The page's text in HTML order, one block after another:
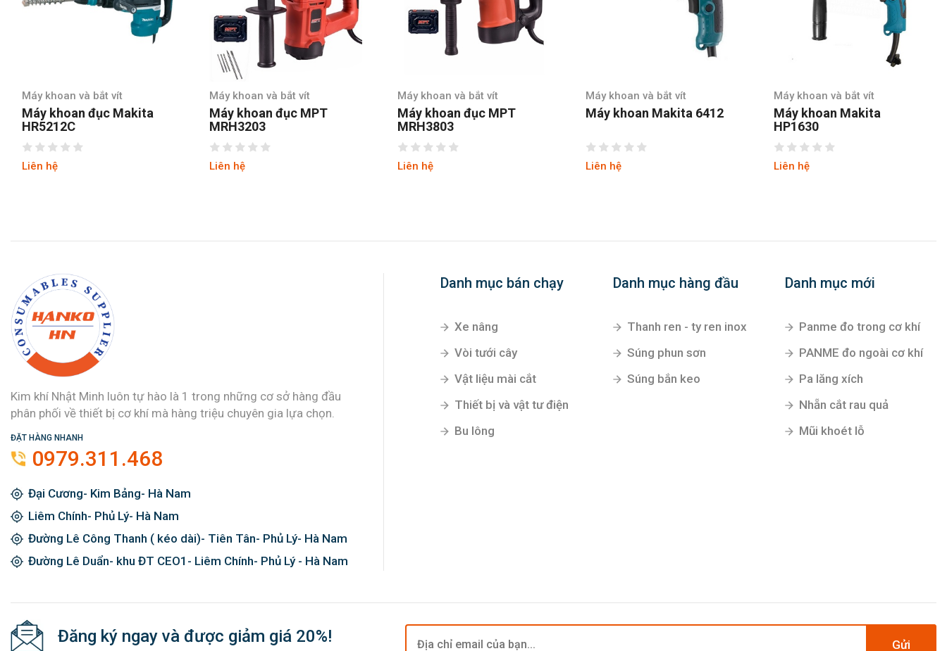
Máy khoan và bắt vít
Máy khoan đục Makita
HR5212C
Liên hệ
Máy khoan và bắt vít
Máy khoan đục MPT
MRH3203
Liên hệ
Máy khoan và bắt vít
Máy khoan đục MPT
MRH3803
Liên hệ
Máy khoan và bắt vít
Máy khoan Makita 6412
Liên hệ
Máy khoan và bắt vít
Máy khoan Makita
HP1630
Liên hệ
Kim khí Nhật Minh luôn tự hào là 1 trong những cơ sở hàng đầu
phân phối về thiết bị cơ khí mà hàng triệu chuyên gia lựa chọn.
ĐẶT HÀNG NHANH
0979.311.468
Đại Cương- Kim Bảng- Hà Nam
Liêm Chính- Phủ Lý- Hà Nam
Đường Lê Công Thanh ( kéo dài)- Tiên Tân- Phủ Lý- Hà Nam
Đường Lê Duẩn- khu ĐT CEO1- Liêm Chính- Phủ Lý - Hà Nam
Danh mục bán chạy
Xe nâng
Vòi tưới cây
Vật liệu mài cắt
Thiết bị và vật tư điện
Bu lông
Danh mục hàng đầu
Thanh ren - ty ren inox
Súng phun sơn
Súng bắn keo
Danh mục mới
Panme đo trong cơ khí
PANME đo ngoài cơ khí
Pa lăng xích
Nhẵn cắt rau quả
Mũi khoét lỗ
Đăng ký ngay và được giảm giá 20%! Gửi